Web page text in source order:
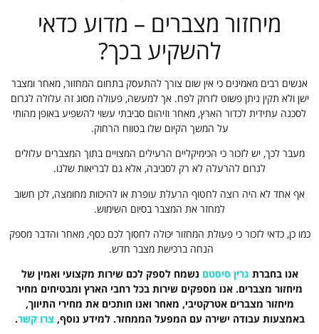
מיחזור מצברים – מדוע כדאי
להשקיע בכך?
אנשים רבים מאמינים כי אין שום צורך להתעסק בתחום המחזור, מאחר ומצבר
ישן ולא תקין ניתן פשוט לזרוק לפח. אך למעשה, פעולה מסוג זה עלולה לגרום
לסכנה עתידית לכדור הארץ, מאחר וזיהום סביבתי עשוי להשפיע באופן מהותי
על המשך הקיום שלו בטווח הרחוק.
מעבר לכך, יש לזכור כי הכימיקליים הרעילים המצויים בתוך המצברים עלולים
לגרום להרעלה לא רק לסביבה, אלא גם לבריאות שלנו.
אף אחד לא היה רוצה לחטוף הרעלת עופרת או להיכוות מחומצה, לכן חשוב
למחזר את המצבר בסיום השימוש.
כמו כן, כדאי לזכור כי פעולת המחזור יכולה לחסוך לכם כסף, מאחר והדבר מספק
הנחה ברכישת מצבר חדש.
אנו בחברת גרין סיסטם נשמח לספק לכם שירות מקצועי ואמין של
מיחזור מצברים. אנו מספקים שירות בכל רחבי הארץ ומבטיחים מחיר
מיחזור מצברים אטרקטיבי, מאחר ואנו חותכים את מחירי התיווך,
באמצעות עבודה ישירה עם המפעל הממחזר. למידע נוסף, צרו קשר.